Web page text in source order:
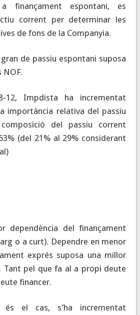
finançament espontani, es
corrent per determinar les
de fons de la Companyia.
de passiu espontani suposa
NOF.
12, Impdista ha incrementat
importància relativa del passiu
del passiu corrent
(del 21% al 29% considerant
dependència del finançament
o a curt). Dependre en menor
exprés suposa una millor
Tant pel que fa al a propi deute
financer.
el cas, s’ha incrementat